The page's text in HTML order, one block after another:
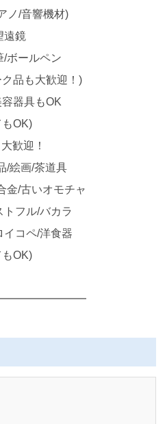
ノ/音響機材)
遠鏡
/ボールペン
ク品も大歓迎！)
容器具もOK
もOK)
歓迎！
/絵画/茶道具
金/古いオモチャ
トフル/バカラ
イコペ/洋食器
もOK)